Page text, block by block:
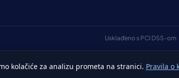
Usklađeno s PCI DSS-om
2026 HotelSync. Sva prava pridržana.
kolačiće za analizu prometa na stranici. Pravila o